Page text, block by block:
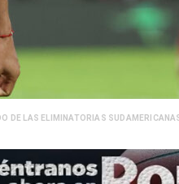
DE LAS ELIMINATORIAS